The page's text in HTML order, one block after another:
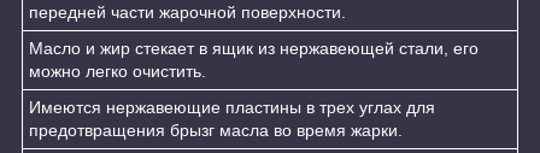
передней части жарочной поверхности.
Масло и жир стекает в ящик из нержавеющей стали, его
можно легко очистить.
Имеются нержавеющие пластины в трех углах для
предотвращения брызг масла во время жарки.